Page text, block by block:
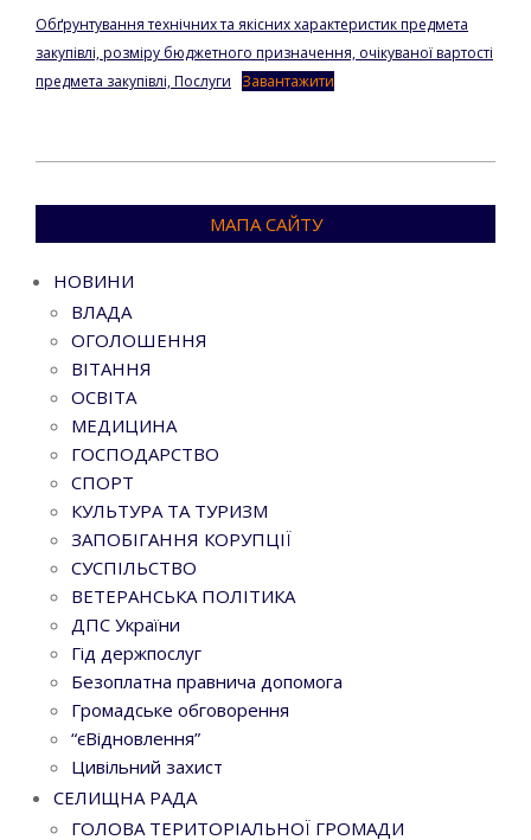
Обґрунтування технічних та якісних характеристик предмета
закупівлі, розміру бюджетного призначення, очікуваної вартості
предмета закупівлі, Послуги
Завантажити
03-
МАПА САЙТУ
НОВИНИ
ВЛАДА
ОГОЛОШЕННЯ
ВІТАННЯ
ОСВІТА
МЕДИЦИНА
ГОСПОДАРСТВО
СПОРТ
КУЛЬТУРА ТА ТУРИЗМ
ЗАПОБІГАННЯ КОРУПЦІЇ
СУСПІЛЬСТВО
ВЕТЕРАНСЬКА ПОЛІТИКА
ДПС України
Гід держпослуг
Безоплатна правнича допомога
Громадське обговорення
“єВідновлення”
Цивільний захист
СЕЛИЩНА РАДА
ГОЛОВА ТЕРИТОРІАЛЬНОЇ ГРОМАДИ